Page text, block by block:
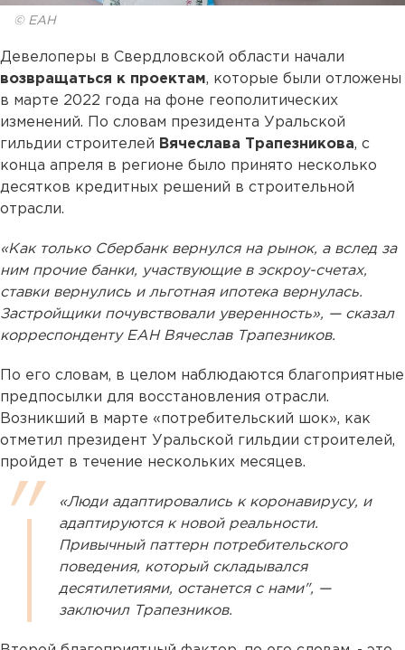
© ЕАН
Девелоперы в Свердловской области начали
возвращаться к проектам, которые были отложены
в марте 2022 года на фоне геополитических
изменений. По словам президента Уральской
гильдии строителей Вячеслава Трапезникова, с
конца апреля в регионе было принято несколько
десятков кредитных решений в строительной
отрасли.
«Как только Сбербанк вернулся на рынок, а вслед за
ним прочие банки, участвующие в эскроу-счетах,
ставки вернулись и льготная ипотека вернулась.
Застройщики почувствовали уверенность», — сказал
корреспонденту ЕАН Вячеслав Трапезников.
По его словам, в целом наблюдаются благоприятные
предпосылки для восстановления отрасли.
Возникший в марте «потребительский шок», как
отметил президент Уральской гильдии строителей,
пройдет в течение нескольких месяцев.
«Люди адаптировались к коронавирусу, и
адаптируются к новой реальности.
Привычный паттерн потребительского
поведения, который складывался
десятилетиями, останется с нами", —
заключил Трапезников.